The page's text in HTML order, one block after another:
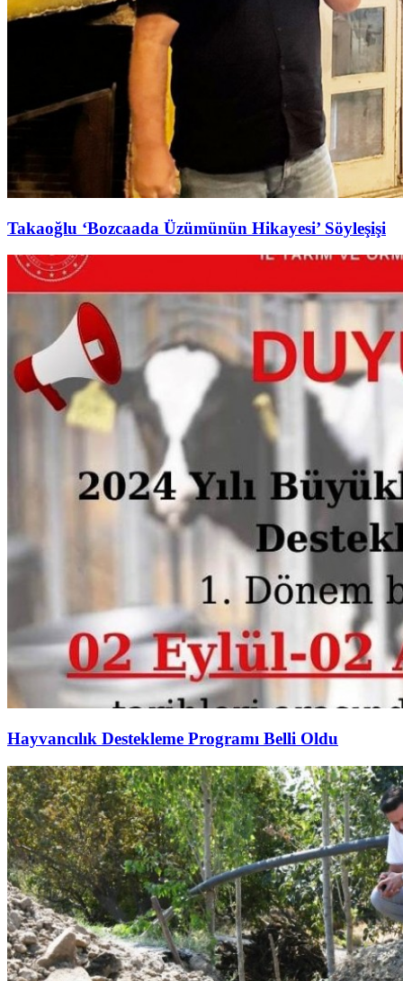
Takaoğlu ‘Bozcaada Üzümünün Hikayesi’ Söyleşişi
Hayvancılık Destekleme Programı Belli Oldu